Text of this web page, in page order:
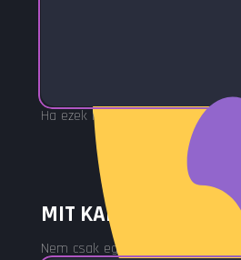
Ha ezek közül bármelyik igaz –
MIT KAPSZ EGY
Nem csak egy weboldal